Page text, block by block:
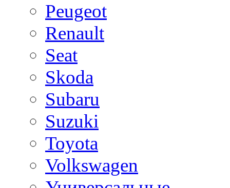
Peugeot
Renault
Seat
Skoda
Subaru
Suzuki
Toyota
Volkswagen